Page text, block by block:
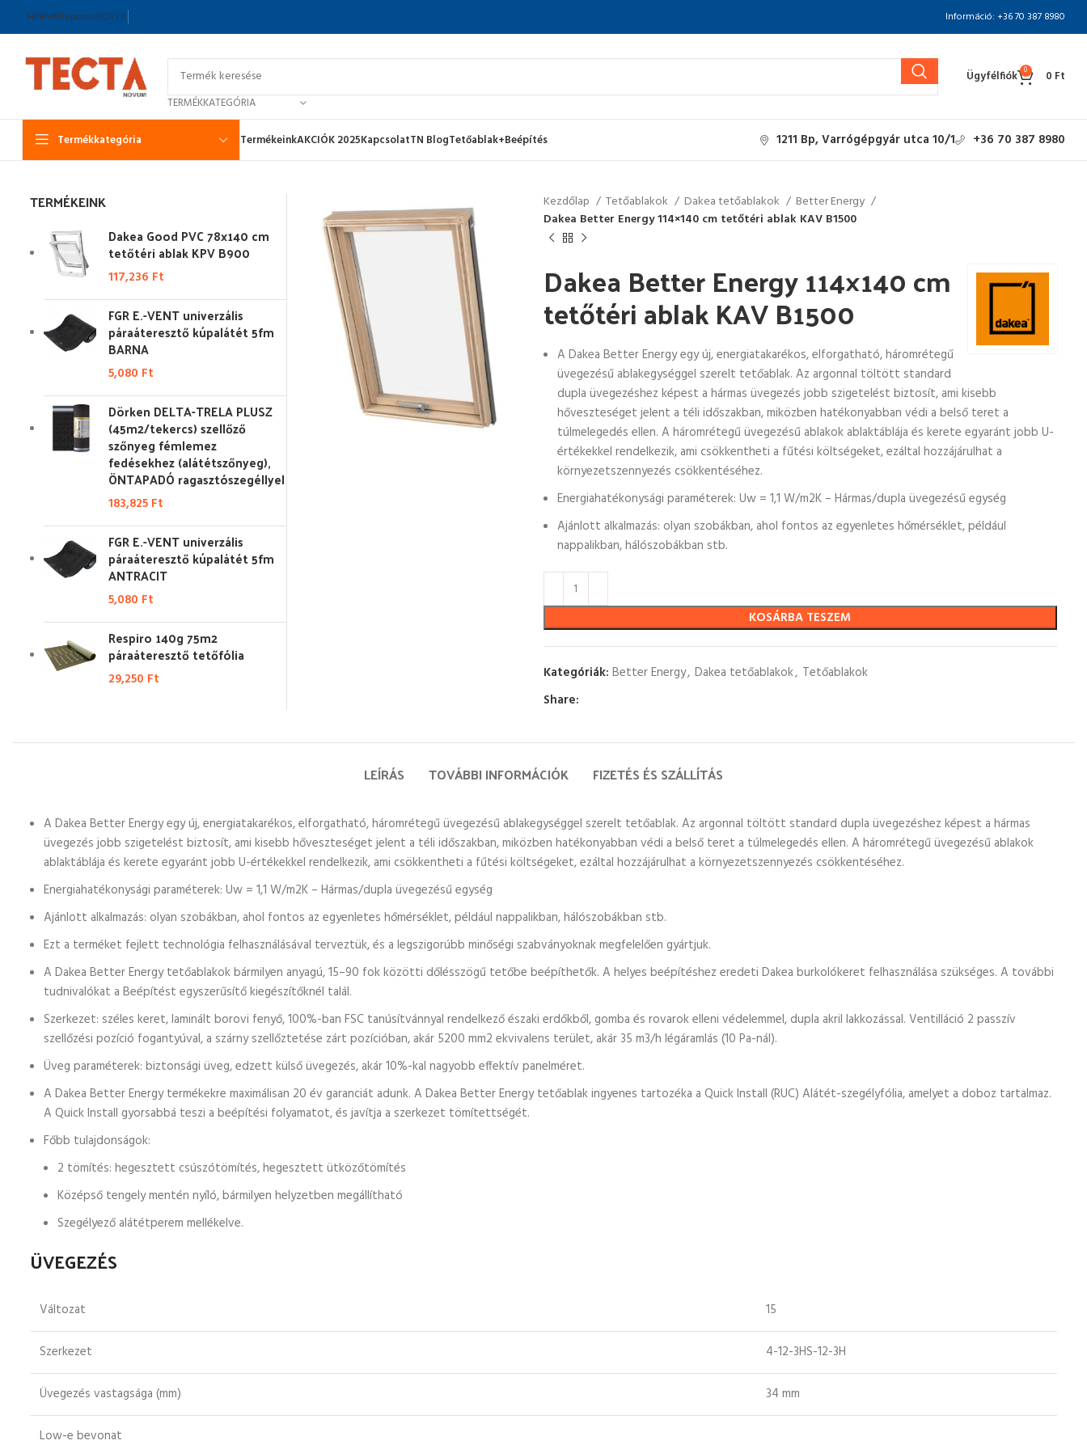
HírlevélKapcsolatGY.I.K. Információ: +36 70 387 8980
TERMÉKKATEGÓRIA
Ügyfélfiók 0 0 Ft
Termékkategória TermékeinkAKCIÓK 2025KapcsolatTN BlogTetőablak+Beépítés 1211 Bp, Varrógépgyár utca 10/1 +36 70 387 8980
Kezdőlap Tetőablakok Dakea tetőablakok
Better Energy
Dakea Better Energy 114×140 cm tetőtéri ablak KAV B1500
Dakea Better Energy 114×140 cm
tetőtéri ablak KAV B1500
A Dakea Better Energy egy új, energiatakarékos, elforgatható, háromrétegű
üvegezésű ablakegységgel szerelt tetőablak. Az argonnal töltött standard
dupla üvegezéshez képest a hármas üvegezés jobb szigetelést biztosít, ami kisebb
hőveszteséget jelent a téli időszakban, miközben hatékonyabban védi a belső teret a
túlmelegedés ellen. A háromrétegű üvegezésű ablakok ablaktáblája és kerete egyaránt jobb U-
értékekkel rendelkezik, ami csökkentheti a fűtési költségeket, ezáltal hozzájárulhat a
környezetszennyezés csökkentéséhez.
Energiahatékonysági paraméterek: Uw = 1,1 W/m2K – Hármas/dupla üvegezésű egység
Ajánlott alkalmazás: olyan szobákban, ahol fontos az egyenletes hőmérséklet, például
nappalikban, hálószobákban stb.
KOSÁRBA TESZEM
Kategóriák: Better Energy, Dakea tetőablakok, Tetőablakok
Share:
TERMÉKEINK
Dakea Good PVC 78x140 cm
tetőtéri ablak KPV B900
117,236 Ft
FGR E.-VENT univerzális
páraáteresztő kúpalátét 5fm
BARNA
5,080 Ft
Dörken DELTA-TRELA PLUSZ
(45m2/tekercs) szellőző
szőnyeg fémlemez
fedésekhez (alátétszőnyeg),
ÖNTAPADÓ ragasztószegéllyel
183,825 Ft
FGR E.-VENT univerzális
páraáteresztő kúpalátét 5fm
ANTRACIT
5,080 Ft
Respiro 140g 75m2
páraáteresztő tetőfólia
29,250 Ft
LEÍRÁS TOVÁBBI INFORMÁCIÓK FIZETÉS ÉS SZÁLLÍTÁS
A Dakea Better Energy egy új, energiatakarékos, elforgatható, háromrétegű üvegezésű ablakegységgel szerelt tetőablak. Az argonnal töltött standard dupla üvegezéshez képest a hármas
üvegezés jobb szigetelést biztosít, ami kisebb hőveszteséget jelent a téli időszakban, miközben hatékonyabban védi a belső teret a túlmelegedés ellen. A háromrétegű üvegezésű ablakok
ablaktáblája és kerete egyaránt jobb U-értékekkel rendelkezik, ami csökkentheti a fűtési költségeket, ezáltal hozzájárulhat a környezetszennyezés csökkentéséhez.
Energiahatékonysági paraméterek: Uw = 1,1 W/m2K – Hármas/dupla üvegezésű egység
Ajánlott alkalmazás: olyan szobákban, ahol fontos az egyenletes hőmérséklet, például nappalikban, hálószobákban stb.
Ezt a terméket fejlett technológia felhasználásával terveztük, és a legszigorúbb minőségi szabványoknak megfelelően gyártjuk.
A Dakea Better Energy tetőablakok bármilyen anyagú, 15–90 fok közötti dőlésszögű tetőbe beépíthetők. A helyes beépítéshez eredeti Dakea burkolókeret felhasználása szükséges. A további
tudnivalókat a Beépítést egyszerűsítő kiegészítőknél talál.
Szerkezet: széles keret, laminált borovi fenyő, 100%-ban FSC tanúsítvánnyal rendelkező északi erdőkből, gomba és rovarok elleni védelemmel, dupla akril lakkozással. Ventilláció 2 passzív
szellőzési pozíció fogantyúval, a szárny szellőztetése zárt pozícióban, akár 5200 mm2 ekvivalens terület, akár 35 m3/h légáramlás (10 Pa-nál).
Üveg paraméterek: biztonsági üveg, edzett külső üvegezés, akár 10%-kal nagyobb effektív panelméret.
A Dakea Better Energy termékekre maximálisan 20 év garanciát adunk. A Dakea Better Energy tetőablak ingyenes tartozéka a Quick Install (RUC) Alátét-szegélyfólia, amelyet a doboz tartalmaz.
A Quick Install gyorsabbá teszi a beépítési folyamatot, és javítja a szerkezet tömítettségét.
Főbb tulajdonságok:
2 tömítés: hegesztett csúszótömítés, hegesztett ütközőtömítés
Középső tengely mentén nyíló, bármilyen helyzetben megállítható
Szegélyező alátétperem mellékelve.
ÜVEGEZÉS
Változat 15
Szerkezet 4-12-3HS-12-3H
Üvegezés vastagsága (mm) 34 mm
Low-e bevonat